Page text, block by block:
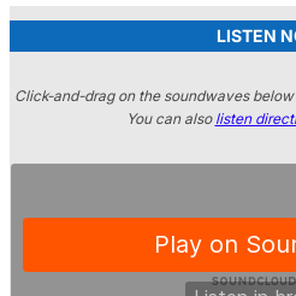
LISTEN
Click-and-drag on the soundwaves
You can also listen